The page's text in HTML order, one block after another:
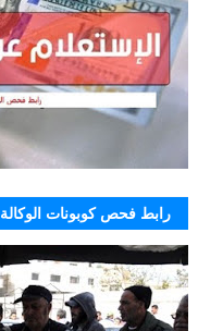
رابط فحص كوبونات الوكالة